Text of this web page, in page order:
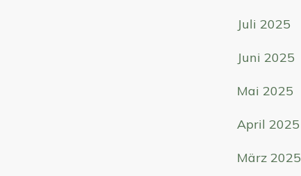
Juli 2025
Juni 2025
Mai 2025
April 2025
März 2025